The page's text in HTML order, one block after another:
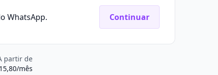
WhatsApp. Continuar
partir de
mês